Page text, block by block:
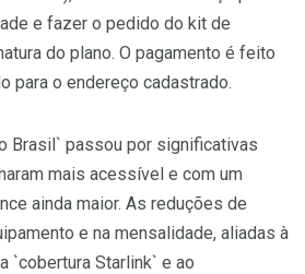
e fazer o pedido do kit de
do plano. O pagamento é feito
para o endereço cadastrado.
Brasil` passou por significativas
mais acessível e com um
ainda maior. As reduções de
e na mensalidade, aliadas à
`cobertura Starlink` e ao